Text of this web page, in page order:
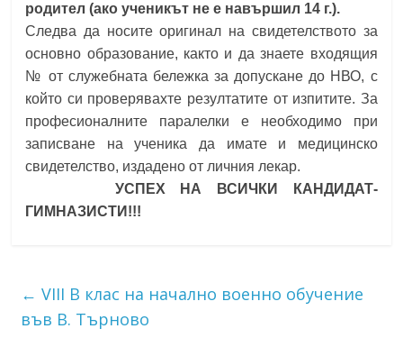
родител (ако ученикът не е навършил 14 г.).
Следва да носите оригинал на свидетелството за
основно образование, както и да знаете входящия
№ от служебната бележка за допускане до НВО, с
който си проверявахте резултатите от изпитите. За
професионалните паралелки е необходимо при
записване на ученика да имате и медицинско
свидетелство, издадено от личния лекар.
УСПЕХ НА ВСИЧКИ КАНДИДАТ-
ГИМНАЗИСТИ!!!
← VIII B клас на начално военно обучение
във В. Търново